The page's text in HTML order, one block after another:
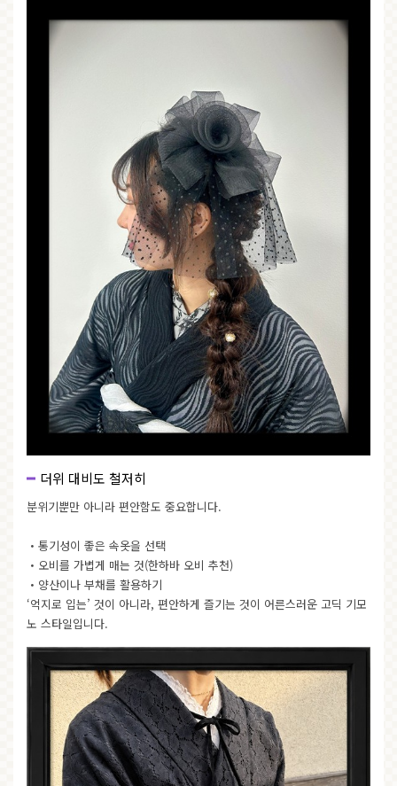
더위 대비도 철저히
분위기뿐만 아니라 편안함도 중요합니다.
・통기성이 좋은 속옷을 선택
・오비를 가볍게 매는 것(한하바 오비 추천)
・양산이나 부채를 활용하기
‘억지로 입는’ 것이 아니라, 편안하게 즐기는 것이 어른스러운 고딕 기모
노 스타일입니다.